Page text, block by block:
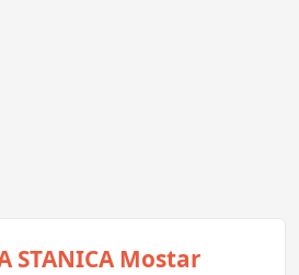
STANICA Mostar